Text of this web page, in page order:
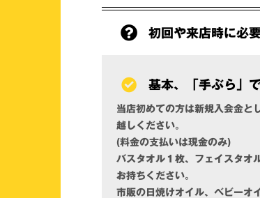
初回や来店時に必
基本、「手ぶら」
当店初めての方は新規入会金と
越しください。
(料金の支払いは現金のみ)
バスタオル１枚、フェイスタオ
お持ちください。
市販の日焼けオイル、ベビーオ